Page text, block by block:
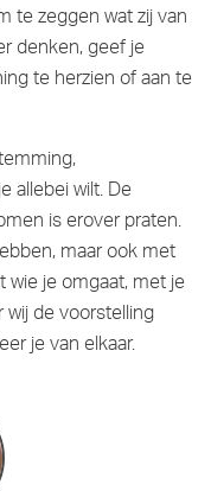
te zeggen wat zij van
denken, geef je
te herzien of aan te
allebei wilt. De
is erover praten.
maar ook met
je omgaat, met je
de voorstelling
je van elkaar.